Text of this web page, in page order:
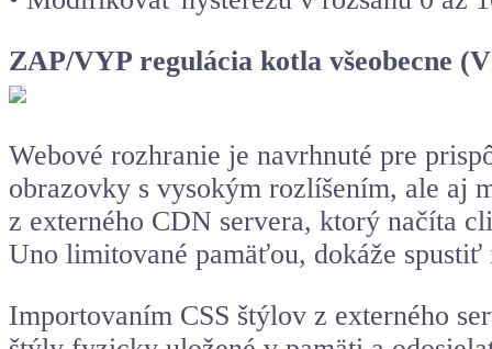
ZAP/VYP regulácia kotla všeobecne
Webové rozhranie je navrhnuté pre
obrazovky s vysokým rozlíšením, ale aj
z externého CDN servera, ktorý načíta
Uno limitované pamäťou, dokáže
Importovaním CSS štýlov z externého